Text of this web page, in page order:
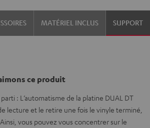
/
Or
MATÉRIEL INCLUS SUPPORT
ce produit
: L’automatisme de la platine DUAL DT
lecture et le retire une fois le vinyle terminé,
vous pouvez vous concentrer sur le